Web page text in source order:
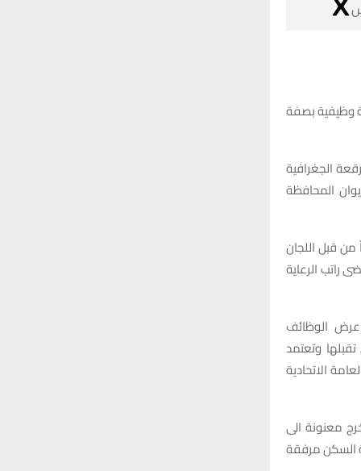
الدرجات الوظيفية التي تقارب الـ 10 الاف درجة وظيفية بصفة
الجغرافية
لديوان المحافظة
قبل اللجان
راتب الرعاية
عرض الوظائف
وتعتمد
الاتحادية
معنونة الى
السكن مرفقة